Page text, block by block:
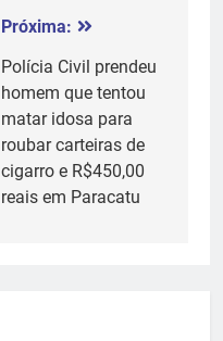
Próxima:
Polícia Civil prendeu
homem que tentou
matar idosa para
roubar carteiras de
cigarro e R$450,00
reais em Paracatu